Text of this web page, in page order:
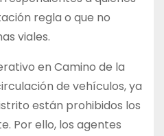
regla o que no
viales.
en Camino de la
de vehículos, ya
están prohibidos los
Por ello, los agentes